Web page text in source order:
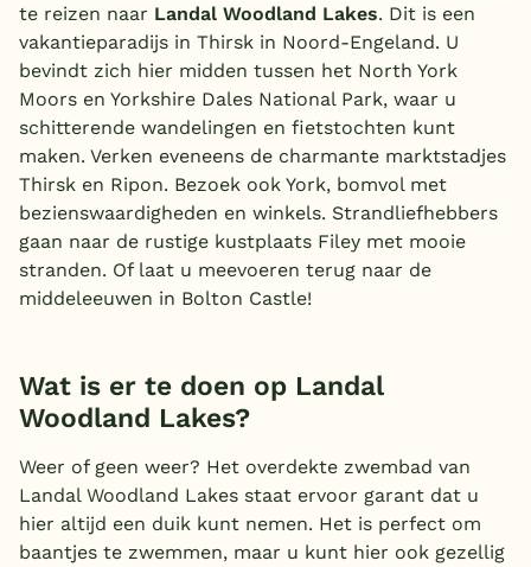
te reizen naar Landal Woodland Lakes. Dit is een
vakantieparadijs in Thirsk in Noord-Engeland. U
bevindt zich hier midden tussen het North York
Moors en Yorkshire Dales National Park, waar u
schitterende wandelingen en fietstochten kunt
maken. Verken eveneens de charmante marktstadjes
Thirsk en Ripon. Bezoek ook York, bomvol met
bezienswaardigheden en winkels. Strandliefhebbers
gaan naar de rustige kustplaats Filey met mooie
stranden. Of laat u meevoeren terug naar de
middeleeuwen in Bolton Castle!
Wat is er te doen op Landal
Woodland Lakes?
Weer of geen weer? Het overdekte zwembad van
Landal Woodland Lakes staat ervoor garant dat u
hier altijd een duik kunt nemen. Het is perfect om
baantjes te zwemmen, maar u kunt hier ook gezellig